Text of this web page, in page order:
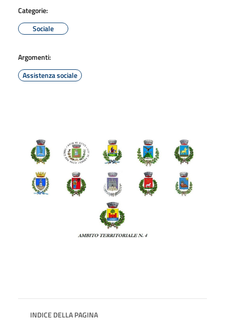
Categorie:
Sociale
Argomenti:
Assistenza sociale
INDICE DELLA PAGINA